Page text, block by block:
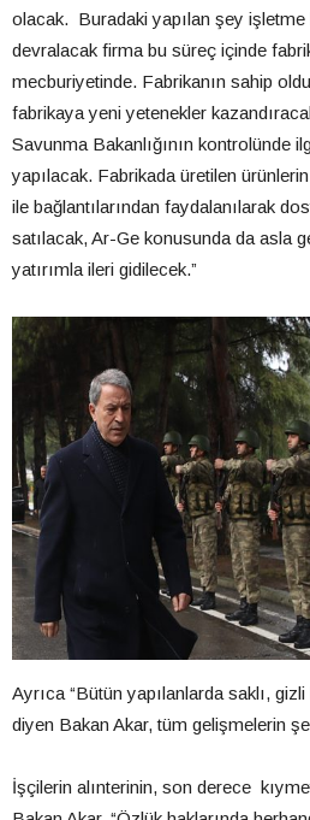
olacak. Buradaki yapılan şey işletme
devralacak firma bu süreç içinde
mecburiyetinde. Fabrikanın sahip
fabrikaya yeni yetenekler
Savunma Bakanlığının kontrolünde
yapılacak. Fabrikada üretilen
ile bağlantılarından faydalanılarak
satılacak, Ar-Ge konusunda da asla
yatırımla ileri gidilecek.”
Ayrıca “Bütün yapılanlarda saklı,
diyen Bakan Akar, tüm gelişmelerin
İşçilerin alınterinin, son derece